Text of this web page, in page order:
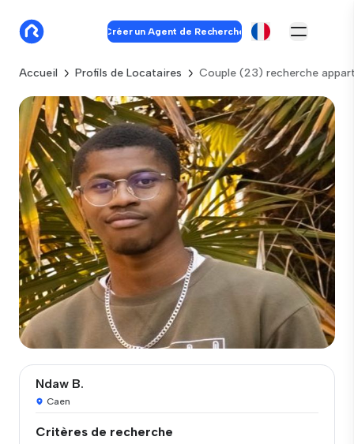
Créer un Agent de Recherche
Accueil Profils de Locataires Couple (23) recherche
Ndaw B.
Caen
Critères de recherche